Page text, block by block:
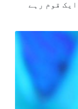
قوم رہے